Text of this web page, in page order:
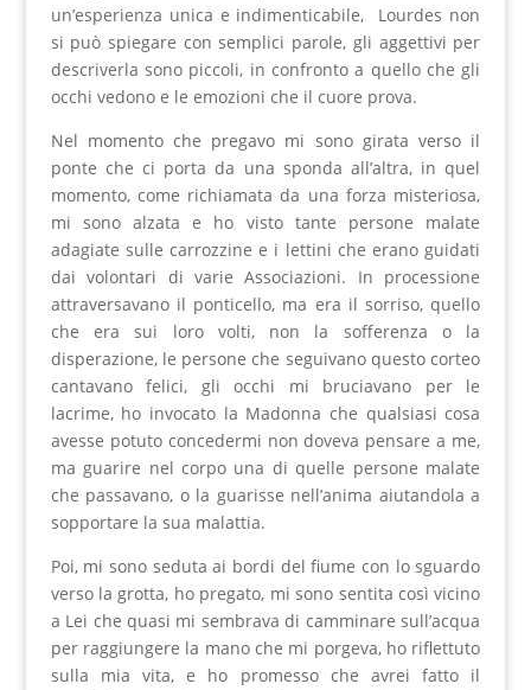
un’esperienza unica e indimenticabile, Lourdes non
si può spiegare con semplici parole, gli aggettivi per
descriverla sono piccoli, in confronto a quello che gli
occhi vedono e le emozioni che il cuore prova.
Nel momento che pregavo mi sono girata verso il
ponte che ci porta da una sponda all’altra, in quel
momento, come richiamata da una forza misteriosa,
mi sono alzata e ho visto tante persone malate
adagiate sulle carrozzine e i lettini che erano guidati
dai volontari di varie Associazioni. In processione
attraversavano il ponticello, ma era il sorriso, quello
che era sui loro volti, non la sofferenza o la
disperazione, le persone che seguivano questo corteo
cantavano felici, gli occhi mi bruciavano per le
lacrime, ho invocato la Madonna che qualsiasi cosa
avesse potuto concedermi non doveva pensare a me,
ma guarire nel corpo una di quelle persone malate
che passavano, o la guarisse nell’anima aiutandola a
sopportare la sua malattia.
Poi, mi sono seduta ai bordi del fiume con lo sguardo
verso la grotta, ho pregato, mi sono sentita così vicino
a Lei che quasi mi sembrava di camminare sull’acqua
per raggiungere la mano che mi porgeva, ho riflettuto
sulla mia vita, e ho promesso che avrei fatto il